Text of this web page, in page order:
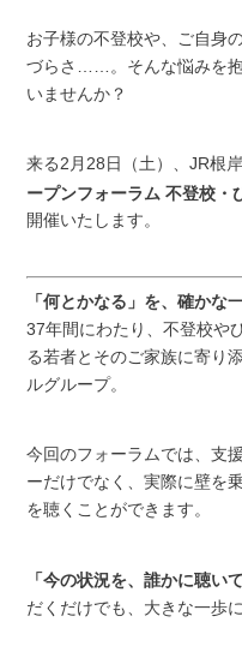
お子様の不登校や、ご自身
づらさ……。そんな悩みを
いませんか？
来る2月28日（土）、JR根
ープンフォーラム 不登校・
開催いたします。
「何とかなる」を、確かな
37年間にわたり、不登校や
る若者とそのご家族に寄り
ルグループ。
今回のフォーラムでは、支
ーだけでなく、実際に壁を
を聴くことができます。
「今の状況を、誰かに聴い
だくだけでも、大きな一歩